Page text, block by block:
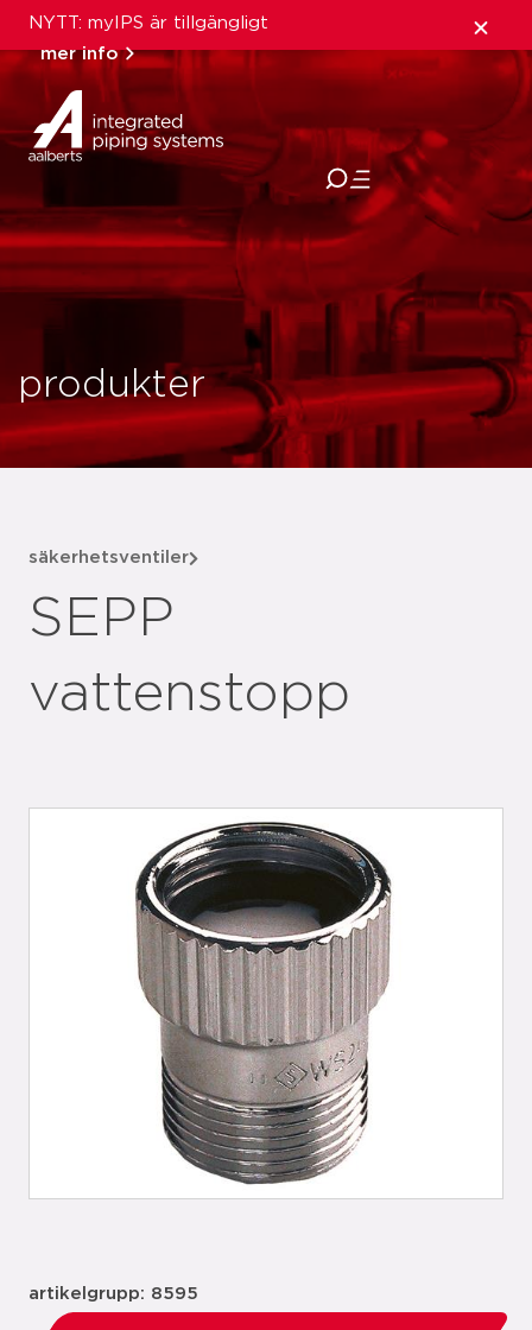
NYTT: myIPS är tillgängligt
mer info
stäng
produkter
säkerhetsventiler
SEPP
vattenstopp
artikelgrupp: 8595